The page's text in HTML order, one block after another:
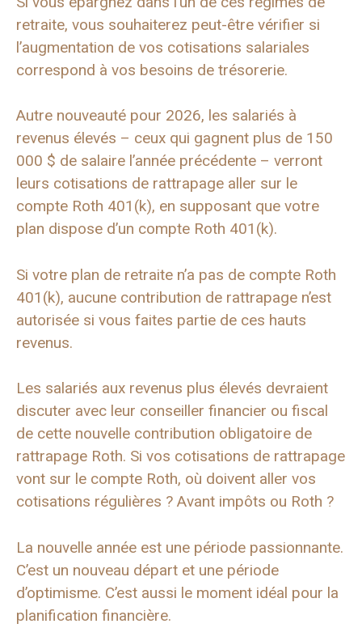
retraite, vous souhaiterez peut-être vérifier si
l’augmentation de vos cotisations salariales
correspond à vos besoins de trésorerie.
Autre nouveauté pour 2026, les salariés à
revenus élevés – ceux qui gagnent plus de 150
000 $ de salaire l’année précédente – verront
leurs cotisations de rattrapage aller sur le
compte Roth 401(k), en supposant que votre
plan dispose d’un compte Roth 401(k).
Si votre plan de retraite n’a pas de compte Roth
401(k), aucune contribution de rattrapage n’est
autorisée si vous faites partie de ces hauts
revenus.
Les salariés aux revenus plus élevés devraient
discuter avec leur conseiller financier ou fiscal
de cette nouvelle contribution obligatoire de
rattrapage Roth. Si vos cotisations de rattrapage
vont sur le compte Roth, où doivent aller vos
cotisations régulières ? Avant impôts ou Roth ?
La nouvelle année est une période passionnante.
C’est un nouveau départ et une période
d’optimisme. C’est aussi le moment idéal pour la
planification financière.